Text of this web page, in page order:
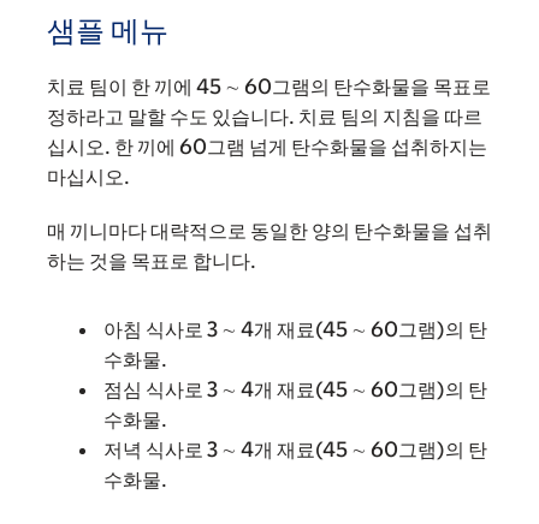
샘플 메뉴
치료 팀이 한 끼에 45 ∼ 60그램의 탄수화물을 목표로
정하라고 말할 수도 있습니다. 치료 팀의 지침을 따르
십시오. 한 끼에 60그램 넘게 탄수화물을 섭취하지는
마십시오.
매 끼니마다 대략적으로 동일한 양의 탄수화물을 섭취
하는 것을 목표로 합니다.
아침 식사로 3 ∼ 4개 재료(45 ∼ 60그램)의 탄
수화물.
점심 식사로 3 ∼ 4개 재료(45 ∼ 60그램)의 탄
수화물.
저녁 식사로 3 ∼ 4개 재료(45 ∼ 60그램)의 탄
수화물.